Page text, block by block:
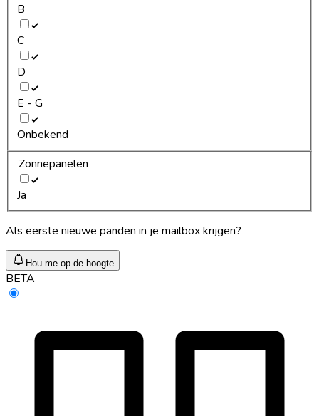
B
C
D
E - G
Onbekend
Zonnepanelen
Ja
Als eerste nieuwe panden in je mailbox krijgen?
Hou me op de hoogte
BETA